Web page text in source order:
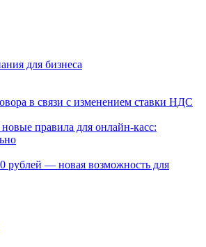
для бизнеса
в связи с изменением ставки НДС
правила для онлайн-касс:
рублей — новая возможность для